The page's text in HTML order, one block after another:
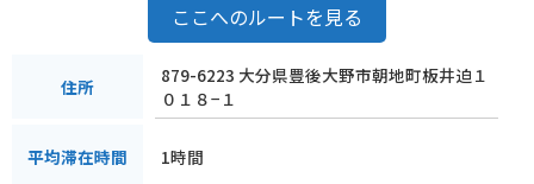
ここへのルートを見る
住所
879-6223 大分県豊後大野市朝地町板井迫１
０１８−１
平均滞在時間 1時間